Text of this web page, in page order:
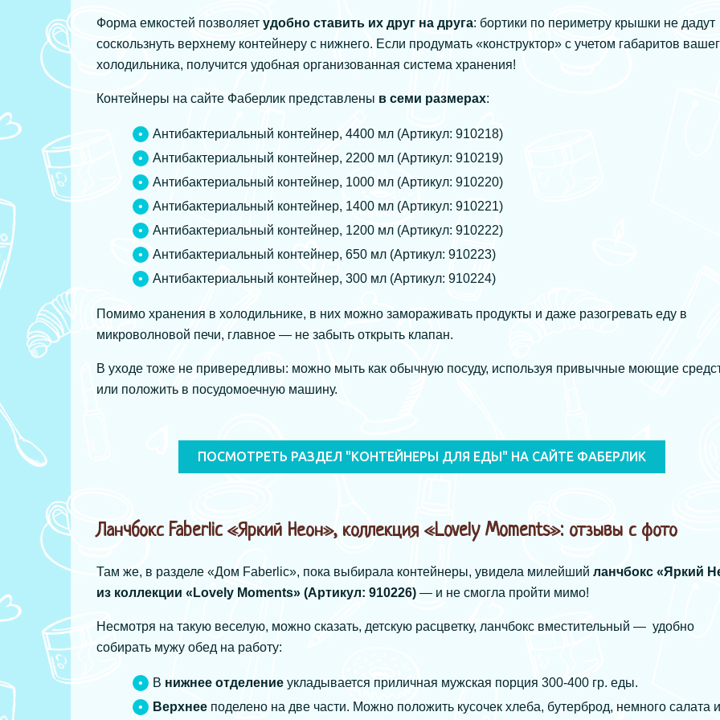
Форма емкостей позволяетудобно ставить их друг на друга: бортики по периметру крышки не дадут
соскользнуть верхнему контейнеру с нижнего. Если продумать «конструктор» с учетом габаритов
холодильника, получится удобная организованная система хранения!
Контейнеры на сайте Фаберлик представлены в семи размерах:
Антибактериальный контейнер, 4400 мл (Артикул: 910218)
Антибактериальный контейнер, 2200 мл (Артикул: 910219)
Антибактериальный контейнер, 1000 мл (Артикул: 910220)
Антибактериальный контейнер, 1400 мл (Артикул: 910221)
Антибактериальный контейнер, 1200 мл (Артикул: 910222)
Антибактериальный контейнер, 650 мл (Артикул: 910223)
Антибактериальный контейнер, 300 мл (Артикул: 910224)
Помимо хранения в холодильнике, в них можно замораживать продукты и даже разогревать еду в
микроволновой печи, главное — не забыть открыть клапан.
В уходе тоже не привередливы: можно мыть как обычную посуду, используя привычные моющие
или положить в посудомоечную машину.
ПОСМОТРЕТЬ РАЗДЕЛ "КОНТЕЙНЕРЫ ДЛЯ ЕДЫ" НА САЙТЕ ФАБЕРЛИК
Ланчбокс Faberlic «Яркий Неон», коллекция «Lovely Moments»: отзывы с фото
Там же, в разделе «Дом Faberlic», пока выбирала контейнеры, увидела милейший ланчбокс «Яркий
из коллекции «Lovely Moments» (Артикул: 910226) — и не смогла пройти мимо!
Несмотря на такую веселую, можно сказать, детскую расцветку, ланчбокс вместительный — удобно
собирать мужу обед на работу:
В нижнее отделениеукладывается приличная мужская порция 300-400 гр. еды.
Верхнее поделено на две части. Можно положить кусочек хлеба, бутерброд, немного салата